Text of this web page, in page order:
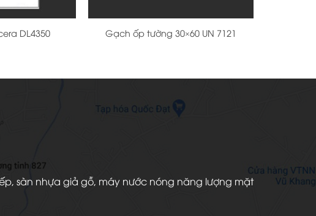
DL4350 Gạch ốp tường 30×60 UN 7121
sàn nhựa giả gỗ, máy nước nóng năng lượng mặt